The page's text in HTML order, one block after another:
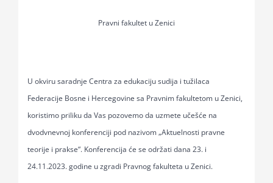
Pravni fakultet u Zenici
U okviru saradnje Centra za edukaciju sudija i tužilaca
Federacije Bosne i Hercegovine sa Pravnimfakultetom u Zenici,
koristimo priliku da Vas pozovemo da uzmete učešće na
dvodvnevnoj konferenciji pod nazivom „Aktuelnosti pravne
teorije i prakse“. Konferencija će se održati dana 23. i
24.11.2023. godine u zgradi Pravnog fakulteta u Zenici.